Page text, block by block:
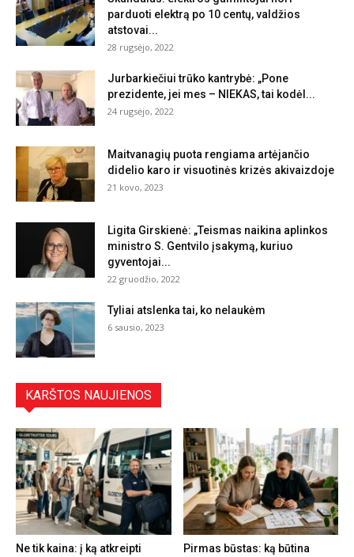
parduoti elektrą po 10 centų, valdžios
atstovai...
28 rugsėjo, 2022
Jurbarkiečiui trūko kantrybė: „Pone
prezidente, jei mes – NIEKAS, tai kodėl...
24 rugsėjo, 2022
Maitvanagių puota rengiama artėjančio
didelio karo ir visuotinės krizės akivaizdoje
21 kovo, 2023
Ligita Girskienė: „Teismas naikina aplinkos
ministro S. Gentvilo įsakymą, kuriuo
gyventojai...
22 gruodžio, 2022
Tyliai atslenka tai, ko nelaukėm
6 sausio, 2023
KARŠTOS NAUJIENOS
Ne tik kaina: į ką atkreipti
Pirmas būstas: ką būtina